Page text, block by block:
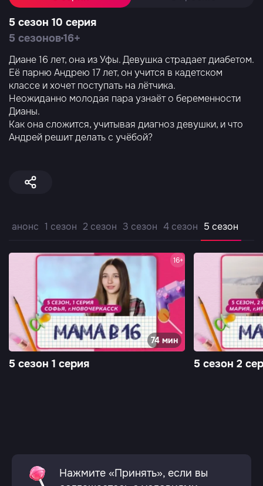
5 сезон 10 серия
5 сезонов16+
Диане 16 лет, она из Уфы. Девушка страдает диабетом.
Её парню Андрею 17 лет, он учится в кадетском
классе и хочет поступать на лётчика.
Неожиданно молодая пара узнаёт о беременности
Дианы.
Как она сложится, учитывая диагноз девушки, и что
Андрей решит делать с учёбой?
анонс 1 сезон 2 сезон 3 сезон 4 сезон 5 сезон
16+
74 мин
5 сезон 1 серия 5 сезон 2
Нажмите «Принять», если вы